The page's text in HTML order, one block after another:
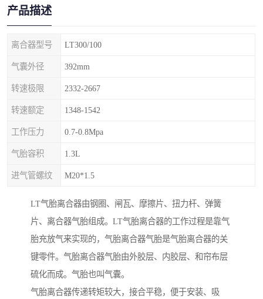
产品描述
离合器型号 LT300/100
气囊外径 392mm
转速极限 2332-2667
转速额定 1348-1542
工作压力 0.7-0.8Mpa
气胎容积 1.3L
进气管螺纹 M20*1.5
LT气胎离合器由钢圈、闸瓦、摩擦片、扭力杆、弹簧
片、离合器气胎组成。LT气胎离合器的工作过程是靠气
胎充放气来实现的，气胎离合器气胎是气胎离合器的关
键零件。气胎离合器气胎由外胶层、内胶层、和帘布层
硫化而成。气胎也叫气囊。
气胎离合器传递转矩较大，接合平稳，便于安装、吸